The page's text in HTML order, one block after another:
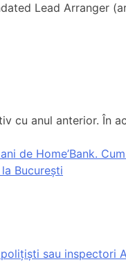
Lead Arranger
cu anul anterior. În
de Home’Bank.
București
sau inspectori